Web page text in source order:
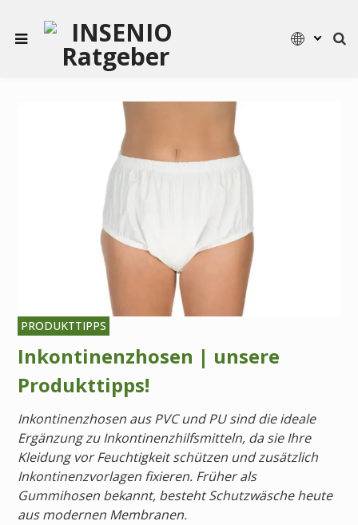
PRODUKTTIPPS
Inkontinenzhosen | unsere
Produkttipps!
Inkontinenzhosen aus PVC und PU sind die ideale
Ergänzung zu Inkontinenzhilfsmitteln, da sie Ihre
Kleidung vor Feuchtigkeit schützen und zusätzlich
Inkontinenzvorlagen fixieren. Früher als
Gummihosen bekannt, besteht Schutzwäsche heute
aus modernen Membranen.